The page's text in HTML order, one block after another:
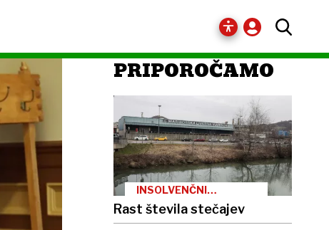
PRIPOROČAMO
INSOLVENČNI
POSTOPKI
Rast števila stečajev